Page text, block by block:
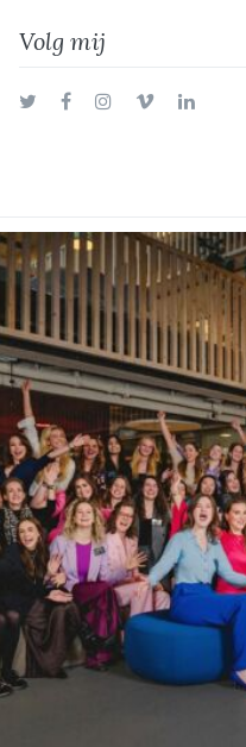
Volg mij
TwitterFacebookInstagram
VimeoLinkedIn